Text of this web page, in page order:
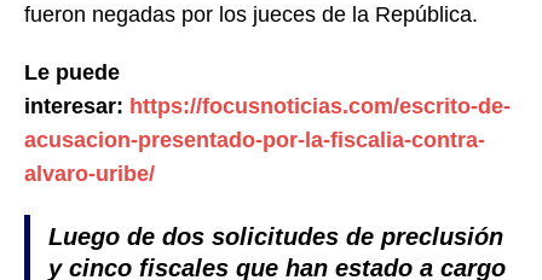
fueron negadas por los jueces de la República.
Le puede
interesar: https://focusnoticias.com/escrito-de-
acusacion-presentado-por-la-fiscalia-contra-
alvaro-uribe/
Luego de dos solicitudes de preclusión
y cinco fiscales que han estado a cargo